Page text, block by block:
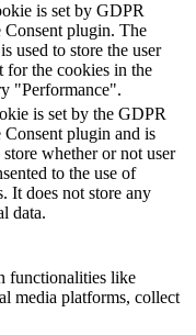
is set by GDPR
Consent plugin. The
used to store the user
for the cookies in the
"Performance".
is set by the GDPR
Consent plugin and is
store whether or not user
to the use of
It does not store any
data.
functionalities like
media platforms, collect